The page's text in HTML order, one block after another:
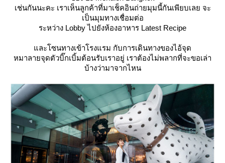
เช่นกันนะคะ เราเห็นลูกค้าที่มาเช็คอินถ่ายมุมนี้กันเพียบเลย จะ
เป็นมุมทางเชื่อมต่อ
ระหว่าง Lobby ไปยังห้องอาหาร Latest Recipe
ละโซนทางเข้าโรงแรม กับการเดินทางของไอ้จุด
หมาลายจุดตัวบิ๊กเบิ้มต้อนรับเราอยู่ เราต้องไม่พลากที่จะขอเล่า
บ้างว่ามาจากไหน